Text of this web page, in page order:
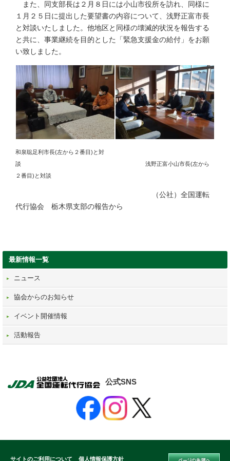
また、同支部長は２月８日には小山市役所を訪れ、同様に
１月２５日に提出した要望書の内容について、浅野正富市長
と対談いたしました。他地区と同様の壊滅的状況を報告する
と共に、事業継続を目的とした「緊急支援金の給付」をお願
い致しました。
和泉聡足利市長(左から２番目)と対
談 浅野正富小山市長(左から
２番目)と対談
（公社）全国運転
代行協会 栃木県支部の報告から
最新情報一覧
ニュース
協会からのお知らせ
イベント開催情報
活動報告
公式SNS
サイトのご利用について 個人情報保護方針